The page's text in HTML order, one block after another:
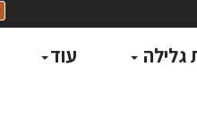
גלילה עוד